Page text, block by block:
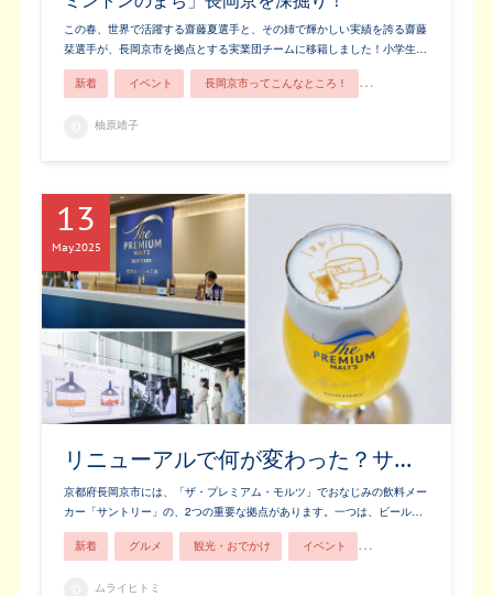
この春、世界で活躍する齋藤夏選手と、その姉で輝かしい実績を誇る齋藤
栞選手が、長岡京市を拠点とする実業団チームに移籍しました！小学生…
新着 イベント 長岡京市ってこんなところ！
柚原靖子
リニューアルで何が変わった？サ…
京都府長岡京市には、「ザ・プレミアム・モルツ」でおなじみの飲料メー
カー「サントリー」の、2つの重要な拠点があります。一つは、ビール…
13
May2025
新着 グルメ 観光・おでかけ イベント
ムライヒトミ